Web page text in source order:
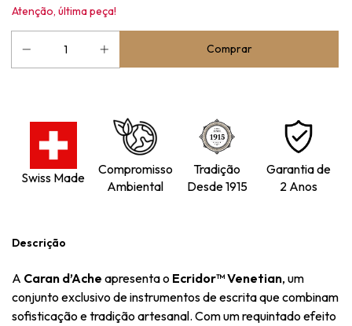
Atenção, última peça!
Swiss Made
Compromisso
Ambiental
Tradição
Desde 1915
Garantia de
2 Anos
Descrição
A Caran d’Ache apresenta o Ecridor™ Venetian, um
conjunto exclusivo de instrumentos de escrita que combinam
sofisticação e tradição artesanal. Com um requintado efeito